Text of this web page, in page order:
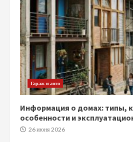
Гараж и авто
Информация о домах: типы,
особенности и
26 июня 2026